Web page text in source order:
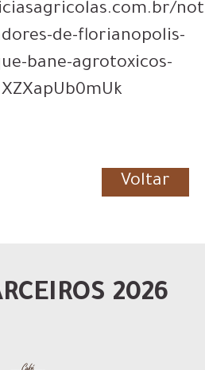
de-florianopolis-
bane-agrotoxicos-
Voltar
2026